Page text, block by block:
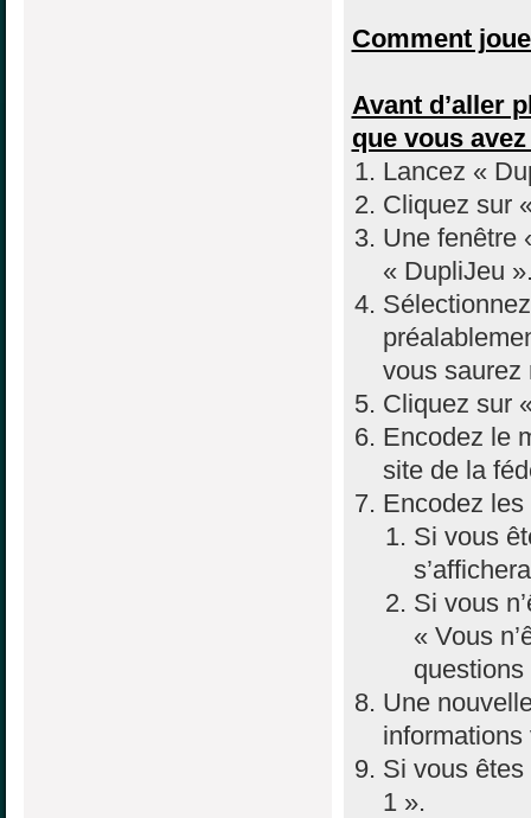
Comment
Avant d’aller
que vous
Lancez «
Cliquez sur
Une fenêtre
« DupliJeu
vous saurez
Cliquez sur
Encodez le
site de la
Encodez
Si vous
Si vous
« Vous
Une
Si vous
1 ».